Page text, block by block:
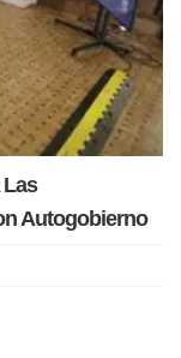
Autogobierno